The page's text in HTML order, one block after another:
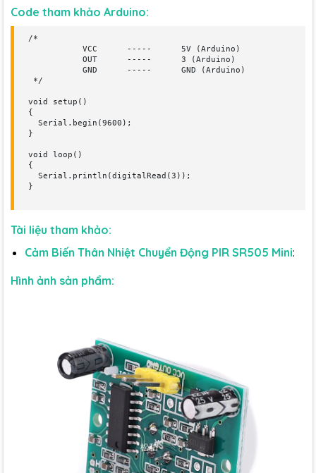
Code tham khảo Arduino:
/*
           VCC      -----      5V (Arduino)
           OUT      -----      3 (Arduino)
           GND      -----      GND (Arduino)
*/
void setup()
{
  Serial.begin(9600);
}
void loop()
{
  Serial.println(digitalRead(3));
}
Tài liệu tham khảo:
Cảm Biến Thân Nhiệt Chuyển Động PIR SR505 Mini:
Hình ảnh sản phẩm: